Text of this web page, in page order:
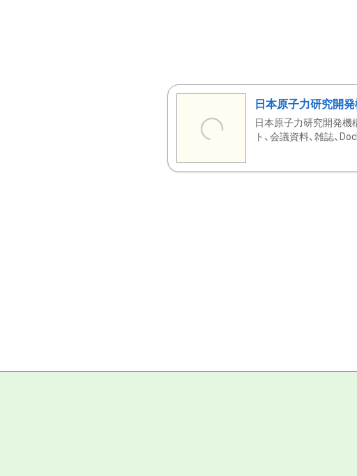
日本原子力研究開
日本原子力研究開発機
ト、会議資料、雑誌、